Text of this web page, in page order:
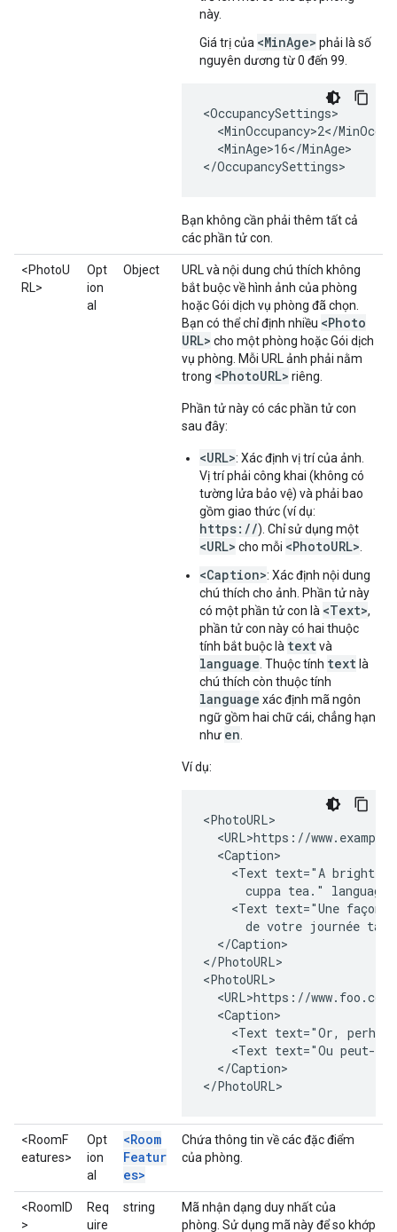
này.
Giá trị của <MinAge> phải là số
nguyên dương từ 0 đến 99.
<OccupancySettings>
<MinOccupancy>2</
  <MinAge>16</MinAge>
</OccupancySettings>
Bạn không cần phải thêm tất cả
các phần tử con.
<PhotoU
RL>
Opt
ion
al
Object
URL và nội dung chú thích không
bắt buộc về hình ảnh của phòng
hoặc Gói dịch vụ phòng đã chọn.
Bạn có thể chỉ định nhiều <Photo
URL> cho một phòng hoặc Gói dịch
vụ phòng. Mỗi URL ảnh phải nằm
trong <PhotoURL> riêng.
Phần tử này có các phần tử con
sau đây:
<URL>: Xác định vị trí của ảnh.
Vị trí phải công khai (không có
tường lửa bảo vệ) và phải bao
gồm giao thức (ví dụ:
https://). Chỉ sử dụng một
<URL> cho mỗi <PhotoURL>
<Caption>: Xác định nội dung
chú thích cho ảnh. Phần tử này
có một phần tử con là <Text>,
phần tử con này có hai thuộc
tính bắt buộc là textvà
language . Thuộc tính text là
chú thích còn thuộc tính
language xác định mã ngôn
ngữ gồm hai chữ cái, chẳng hạn
như en
Ví dụ:
<PhotoURL>
<URL>https://
  <Caption>
<Text text="A bright
cuppa tea."
<Text text="Une façon
de votre journée
  </Caption>
</PhotoURL>
<PhotoURL>
<URL>https://
  <Caption>
<Text text="Or,
<Text text="Ou peut-
  </Caption>
</PhotoURL>
<RoomF
eatures>
Opt
ion
al
<Room
Featur
es>
Chứa thông tin về các đặc điểm
của phòng.
<RoomID
>
Req
uire
string
Mã nhận dạng duy nhất của
phòng. Sử dụng mã này để so khớp